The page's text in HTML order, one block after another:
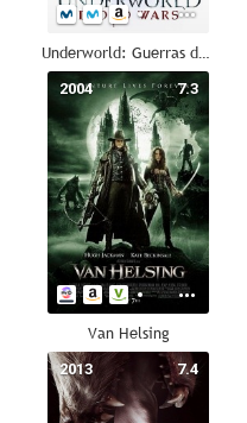
Underworld: Guerras de sangre
7.3
2004
Van Helsing
7.4
2013